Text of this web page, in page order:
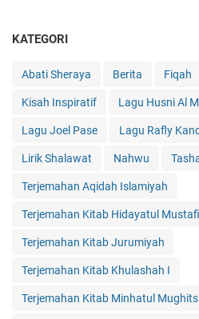
KATEGORI
Abati Sheraya Berita Fiqah
Kisah Inspiratif Lagu Husni Al
Lagu Joel Pase Lagu Rafly
Lirik Shalawat Nahwu
Terjemahan Aqidah Islamiyah
Terjemahan Kitab Hidayatul
Terjemahan Kitab Jurumiyah
Terjemahan Kitab Khulashah I
Terjemahan Kitab Minhatul Mughits